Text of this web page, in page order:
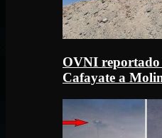
OVNI
Cafayate a